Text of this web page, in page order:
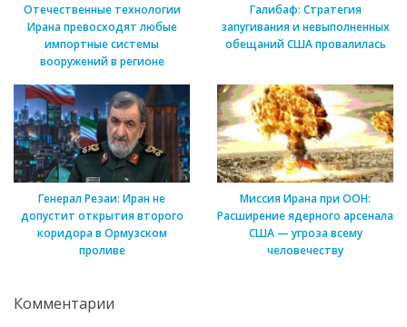
Отечественные технологии
Ирана превосходят любые
импортные системы
вооружений в регионе
Галибаф: Стратегия
запугивания и невыполненных
обещаний США провалилась
Генерал Резаи: Иран не
допустит открытия второго
коридора в Ормузском
проливе
Миссия Ирана при ООН:
Расширение ядерного арсенала
США — угроза всему
человечеству
Комментарии